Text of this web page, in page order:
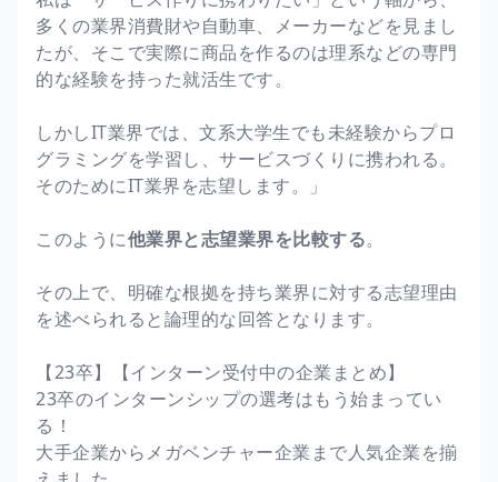
多くの業界消費財や自動車、メーカーなどを見まし
たが、そこで実際に商品を作るのは理系などの専門
的な経験を持った就活生です。
しかしIT業界では、文系大学生でも未経験からプロ
グラミングを学習し、サービスづくりに携われる。
そのためにIT業界を志望します。」
このように他業界と志望業界を比較する。
その上で、明確な根拠を持ち業界に対する志望理由
を述べられると論理的な回答となります。
【23卒】【インターン受付中の企業まとめ】
23卒のインターンシップの選考はもう始まってい
る！
大手企業からメガベンチャー企業まで人気企業を揃